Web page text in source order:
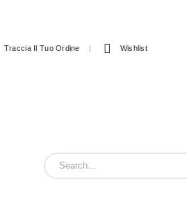
Traccia Il Tuo Ordine Wishlist